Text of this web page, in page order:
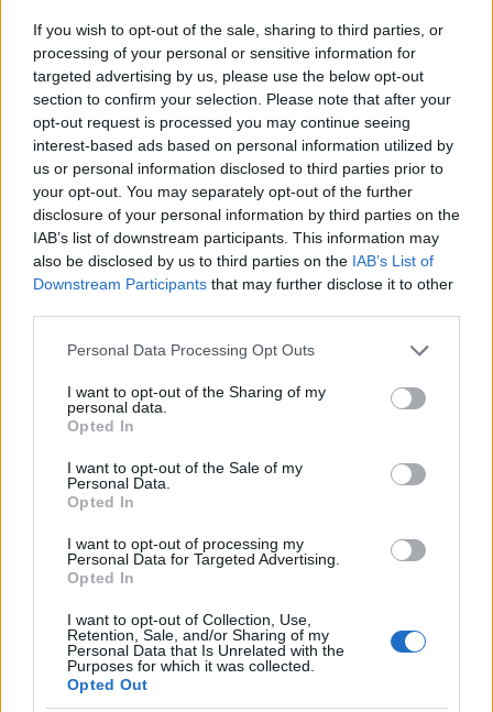
If you wish to opt-out of the sale, sharing to third parties, or
processing of your personal or sensitive information for
targeted advertising by us, please use the below opt-out
section to confirm your selection. Please note that after your
opt-out request is processed you may continue seeing
interest-based ads based on personal information utilized by
us or personal information disclosed to third parties prior to
your opt-out. You may separately opt-out of the further
disclosure of your personal information by third parties on the
IAB’s list of downstream participants. This information may
also be disclosed by us to third parties on the IAB’s List of
Downstream Participants that may further disclose it to other
Please note that this website/app uses one or more Google
not limited to your visit or usage behaviour. You may click to
grant or deny consent to Google and its third-party tags to
use your data for below specified purposes in below Google
consent section.
Personal Data Processing Opt Outs
I want to opt-out of the Sharing of my
personal data.
Opted In
I want to opt-out of the Sale of my
Personal Data.
Opted In
I want to opt-out of processing my
Personal Data for Targeted Advertising.
Opted In
I want to opt-out of Collection, Use,
Retention, Sale, and/or Sharing of my
Personal Data that Is Unrelated with the
Purposes for which it was collected.
Opted Out
A Twin Peaks is ilyen.
Ennek a sorozatnak ráadásul már akkoriban is
hatalmas rajongótábora volt, és jóleső érzés,
megtiszteltetés volt akkortájt Vajda Istvánnal dolgozni.
Sokat köszönhetek neki, és néha még ma is eszembe
jutnak azok, amiket egykoron mondott. A sors különös
játéka az, hogy az új évadot egykori asszisztense
rendezi. Szépek ezek a dolgok.”
A Peaks-Akták
A visszatérő szereplők közül az egyik legismertebb
David Duchovny. Őt a Twin Peaks után az X-Akták
tette megkérdőjelezhetetlenül ismertté, és ennek a
misztikus produkciónak köszönhető, hogy sokan egy
bizonyos hanggal, Rékasi Károllyal tudjuk csak